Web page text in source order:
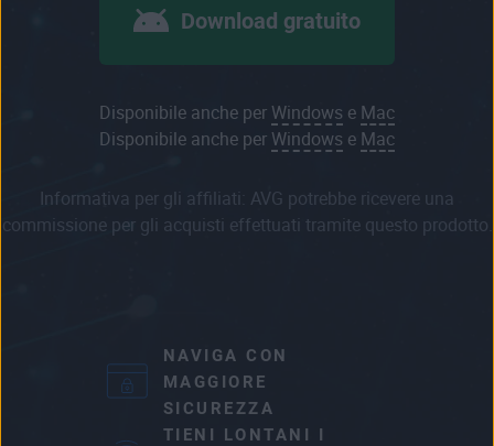
Download gratuito
Disponibile anche per Windows e Mac
Disponibile anche per Windows e Mac
Informativa per gli affiliati: AVG potrebbe ricevere una
commissione per gli acquisti effettuati tramite questo prodotto.
NAVIGA CON
MAGGIORE
SICUREZZA
TIENI LONTANI I